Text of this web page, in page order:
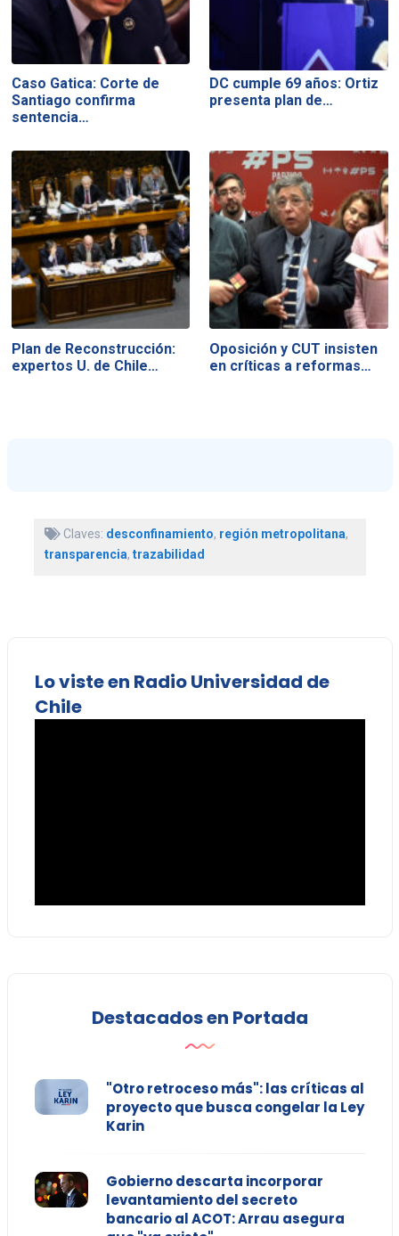
Caso Gatica: Corte de
Santiago confirma
sentencia…
DC cumple 69 años: Ortiz
presenta plan de…
Plan de Reconstrucción:
expertos U. de Chile…
Oposición y CUT insisten
en críticas a reformas…
Claves: desconfinamiento, región metropolitana,
transparencia, trazabilidad
Lo viste en Radio Universidad de
Chile
Destacados en Portada
"Otro retroceso más": las críticas al
proyecto que busca congelar la Ley
Karin
Gobierno descarta incorporar
levantamiento del secreto
bancario al ACOT: Arrau asegura